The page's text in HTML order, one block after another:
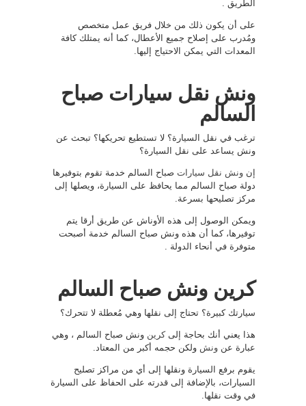
الطريق .
على أن يكون ذلك من خلال فريق عمل متخصص
ومُدرب على إصلاح جميع الأعطال، كما أنه يمتلك كافة
المعدات التي يمكن الاحتياج إليها.
ونش نقل سيارات صباح
السالم
ترغب في نقل السيارة؟ لا تستطيع تحريكها؟ تبحث عن
ونش يساعد على نقل السيارة؟
إن ونش نقل سيارات صباح السالم خدمة تقوم بتوفيرها
دولة صباح السالم مما يحافظ على السيارة، ويصلها إلى
مركز تصليحها بسرعة.
ويمكن الوصول إلى هذه الأوناش عن طريق أرقا يتم
توفيرها، كما أن هذه ونش صباح السالم خدمة أصبحت
متوفرة في أنحاء الدولة .
كرين ونش صباح السالم
سيارتك كبيرة؟ تحتاج إلى نقلها وهي مُعطلة لا تتحرك؟
هذا يعني أنك بحاجة إلىكرين ونش صباح السالم ، وهي
عبارة عن ونش ولكن حجمه أكبر من المعتاد.
يقوم برفع السيارة ونقلها إلى أي من مراكز تصليح
السيارات، بالإضافة إلى قدرته على الحفاظ على السيارة
في وقت نقلها.